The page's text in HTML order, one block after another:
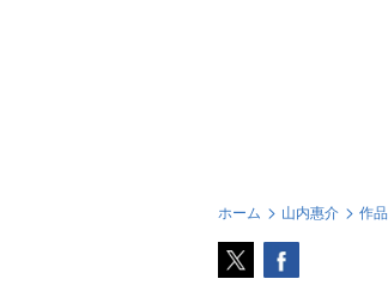
ホーム 山内惠介 作品